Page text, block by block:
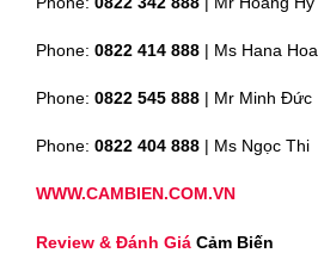
Phone: 0822 414 888 | Ms Hana Hoa
Phone: 0822 545 888 | Mr Minh Đức
Phone: 0822 404 888 | Ms Ngọc Thi
WWW.CAMBIEN.COM.VN
Review & Đánh Giá Cảm Biến